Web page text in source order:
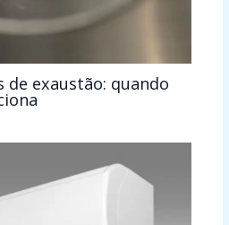
de exaustão: quando